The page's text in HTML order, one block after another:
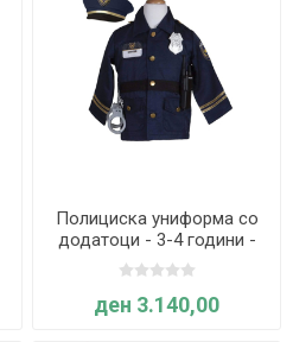
Полициска униформа со
додатоци - 3-4 години -
Great Pretenders
ден 3.140,00